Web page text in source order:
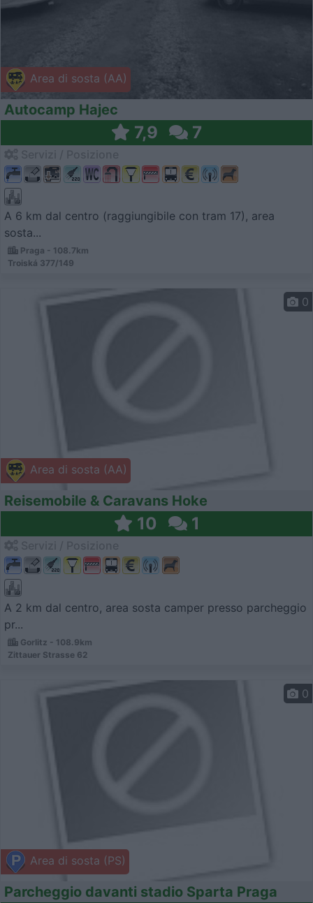
Area di sosta (AA)
Autocamp Hajec
7,9 7
A 6 km dal centro (raggiungibile con tram 17), area
sosta...
Praga - 108.7km
Troiská 377/149
Area di sosta (AA)
0
Reisemobile & Caravans Hoke
10 1
A 2 km dal centro, area sosta camper presso parcheggio
pr...
Gorlitz - 108.9km
Zittauer Strasse 62
Area di sosta (PS)
0
Parcheggio davanti stadio Sparta Praga